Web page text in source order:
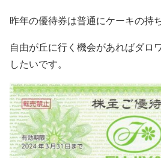
昨年の優待券は普通にケーキの持
自由が丘に行く機会があればダロ
したいです。